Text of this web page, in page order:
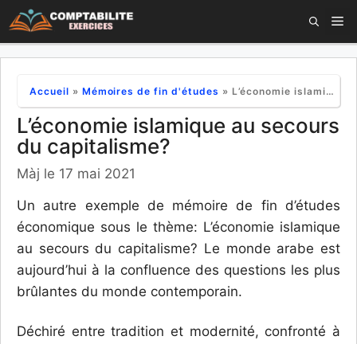
Aller
au
Accueil » Mémoires de fin d'études » L’économie islamique au secours du capitalisme?
L’économie islamique au secours
du capitalisme?
Màj le 17 mai 2021
Un autre exemple de mémoire de fin d’études
économique sous le thème: L’économie islamique
au secours du capitalisme? Le monde arabe est
aujourd’hui à la confluence des questions les plus
brûlantes du monde contemporain.
Déchiré entre tradition et modernité, confronté à